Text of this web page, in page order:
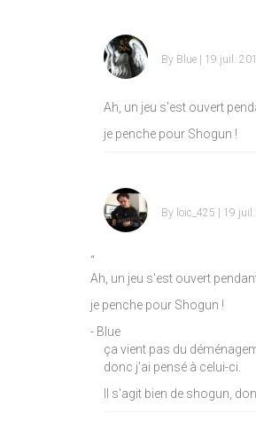
By Blue | 19 juil.
Ah, un jeu s'est ouvert
je penche pour Shogun !
By loic_425 | 19
“
Ah, un jeu s'est ouvert
je penche pour Shogun !
- Blue
ça vient pas du
donc j'ai pensé à celui-ci.
Il s'agit bien de shogun,